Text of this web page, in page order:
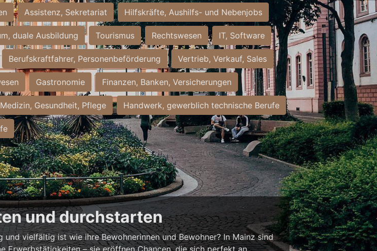
Assistenz, Sekretariat Hilfskräfte, Aushilfs- und Nebenjobs
duale Ausbildung Tourismus Rechtswesen IT, Software
Berufskraftfahrer, Personenbeförderung Vertrieb, Verkauf, Sales
Gastronomie Finanzen, Banken, Versicherungen
Medizin, Gesundheit, Pflege Handwerk, gewerblich technische Berufe
und durchstarten
vielfältig ist wie ihre Bewohnerinnen und Bewohner? In Mainz sind